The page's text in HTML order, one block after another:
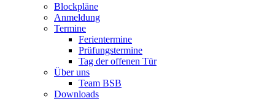
Blockpläne
Anmeldung
Termine
Ferientermine
Prüfungstermine
Tag der offenen Tür
Über uns
Team BSB
Downloads